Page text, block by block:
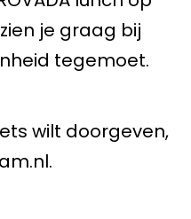
je graag bij
tegemoet.
wilt doorgeven,